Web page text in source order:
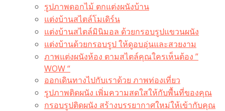
รูปภาพดอกไม้ ตกแต่งผนังบ้าน
แต่งบ้านสไตล์โมเดิร์น
แต่งบ้านสไตล์มินิมอล ด้วยกรอบรูปแขวนผนัง
แต่งบ้านด้วยกรอบรูป ให้ดูอบอุ่นและสวยงาม
ภาพแต่งผนังห้อง ตามสไตล์คุณใครเห็นต้อง ”
WOW “
ออกเดินทางไปกับเราด้วย ภาพท่องเที่ยว
รูปภาพติดผนัง เพิ่มความสดใสให้กับพื้นที่ของคุณ
กรอบรูปติดผนัง สร้างบรรยากาศใหม่ให้เข้ากับคุณ